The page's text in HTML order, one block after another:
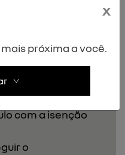
010.aos
- departamento
possuir
com a isenção
o
x
próxima a você.